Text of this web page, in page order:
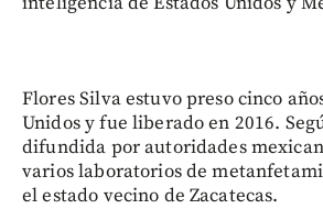
Flores Silva estuvo preso cinco
Unidos y fue liberado en 2016.
difundida por autoridades
varios laboratorios de
el estado vecino de Zacatecas.